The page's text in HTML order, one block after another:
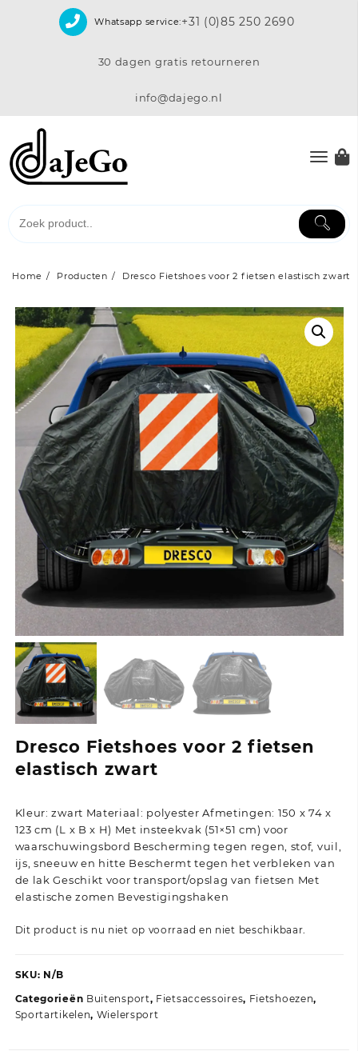
Whatsapp service:+31 (0)85 250 2690
30 dagen gratis retourneren
info@dajego.nl
Home Producten Dresco Fietshoes voor 2 fietsen elastisch zwart
Dresco Fietshoes voor 2 fietsen
elastisch zwart
Kleur: zwart Materiaal: polyester Afmetingen: 150 x 74 x
123 cm (L x B x H) Met insteekvak (51×51 cm) voor
waarschuwingsbord Bescherming tegen regen, stof, vuil,
ijs, sneeuw en hitte Beschermt tegen het verbleken van
de lak Geschikt voor transport/opslag van fietsen Met
elastische zomen Bevestigingshaken
Dit product is nu niet op voorraad en niet beschikbaar.
SKU: N/B
Categorieën Buitensport, Fietsaccessoires, Fietshoezen,
Sportartikelen, Wielersport